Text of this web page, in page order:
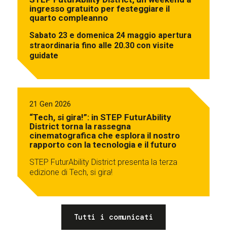
ingresso gratuito per festeggiare il
quarto compleanno
Sabato 23 e domenica 24 maggio apertura
straordinaria fino alle 20.30 con visite
guidate
21 Gen 2026
“Tech, si gira!”: in STEP FuturAbility
District torna la rassegna
cinematografica che esplora il nostro
rapporto con la tecnologia e il futuro
STEP FuturAbility District presenta la terza
edizione di Tech, si gira!
Tutti i comunicati